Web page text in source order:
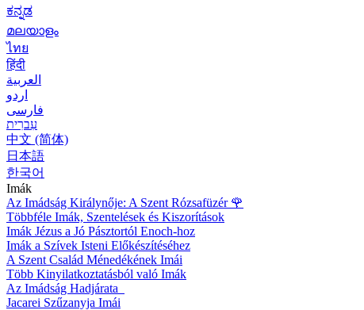
ಕನ್ನಡ
മലയാളം
ไทย
हिंदी
العربية
اردو
فارسی
עִברִית
中文 (简体)
日本語
한국어
Imák
Az Imádság Királynője: A Szent Rózsafüzér 🌹
Többféle Imák, Szentelések és Kiszorítások
Imák Jézus a Jó Pásztortól Enoch-hoz
Imák a Szívek Isteni Előkészítéséhez
A Szent Család Ménedékének Imái
Több Kinyilatkoztatásból való Imák
Az Imádság Hadjárata
Jacarei Szűzanyja Imái